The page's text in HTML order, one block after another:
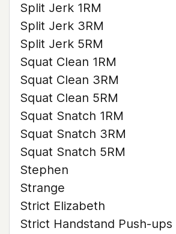
Split Jerk 1RM
Split Jerk 3RM
Split Jerk 5RM
Squat Clean 1RM
Squat Clean 3RM
Squat Clean 5RM
Squat Snatch 1RM
Squat Snatch 3RM
Squat Snatch 5RM
Stephen
Strange
Strict Elizabeth
Strict Handstand Push-ups